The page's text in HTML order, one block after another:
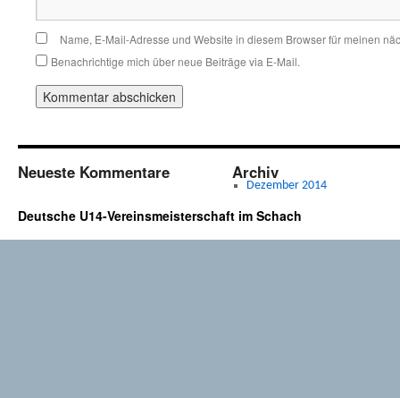
Name, E-Mail-Adresse und Website in diesem Browser für meinen
Benachrichtige mich über neue Beiträge via E-Mail.
Neueste Kommentare Archiv
Dezember 2014
Deutsche U14-Vereinsmeisterschaft im Schach